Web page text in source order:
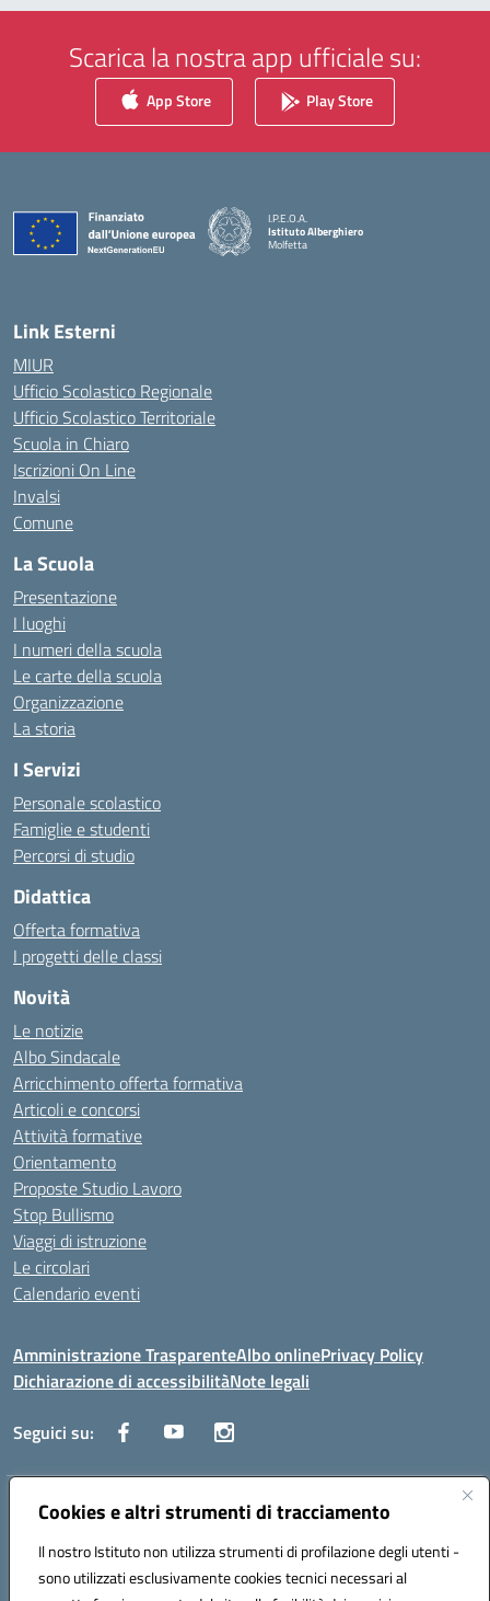
Cookies e altri strumenti di tracciamento
Il nostro Istituto non utilizza strumenti di profilazione degli utenti -
sono utilizzati esclusivamente cookies tecnici necessari al
Scarica la nostra app ufficiale su:
App Store Play Store
I.P.E.O.A.
Istituto Alberghiero
Molfetta
Link Esterni
MIUR
Ufficio Scolastico Regionale
Ufficio Scolastico Territoriale
Scuola in Chiaro
Iscrizioni On Line
Invalsi
Comune
La Scuola
Presentazione
I luoghi
I numeri della scuola
Le carte della scuola
Organizzazione
La storia
I Servizi
Personale scolastico
Famiglie e studenti
Percorsi di studio
Didattica
Offerta formativa
I progetti delle classi
Novità
Le notizie
Albo Sindacale
Arricchimento offerta formativa
Articoli e concorsi
Attività formative
Orientamento
Proposte Studio Lavoro
Stop Bullismo
Viaggi di istruzione
Le circolari
Calendario eventi
Amministrazione TrasparenteAlbo onlinePrivacy Policy
Dichiarazione di accessibilitàNote legali
Seguici su:
Indirizzo:Corso Fornari, 1 - 70056 Molfetta
Posta elettronica certificata (PEC):BARH04000D@pec.istruzione.it
Codice fiscale: 93249230728